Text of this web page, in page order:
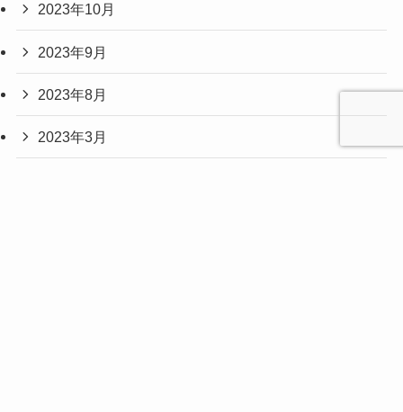
2023年10月
2023年9月
2023年8月
2023年3月